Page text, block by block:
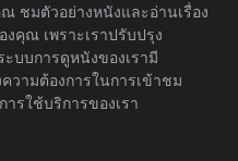
ชมตัวอย่างหนังและอ่านเรื่อง
คุณ เพราะเราปรับปรุง
ะบบการดูหนังของเรามี
วามต้องการในการเข้าชม
รใช้บริการของเรา